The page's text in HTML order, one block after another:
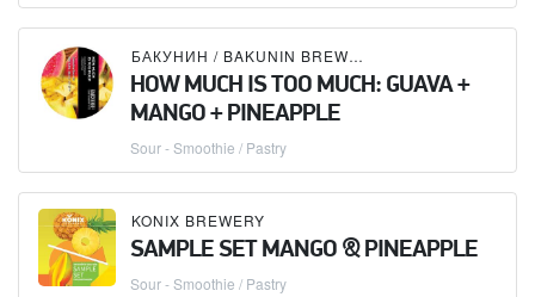
БАКУНИН / BAKUNIN BREWING CO.
HOW MUCH IS TOO MUCH: GUAVA +
MANGO + PINEAPPLE
Sour - Smoothie / Pastry
KONIX BREWERY
SAMPLE SET MANGO & PINEAPPLE
Sour - Smoothie / Pastry